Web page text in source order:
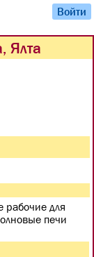
Войти
Ялта
рабочие для
печи